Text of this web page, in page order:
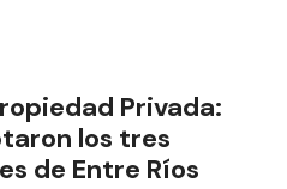
Privada:
los tres
de Entre Ríos